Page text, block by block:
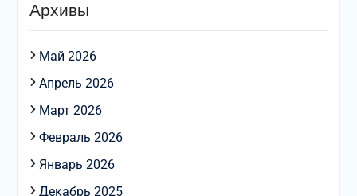
Архивы
Май 2026
Апрель 2026
Март 2026
Февраль 2026
Январь 2026
Декабрь 2025